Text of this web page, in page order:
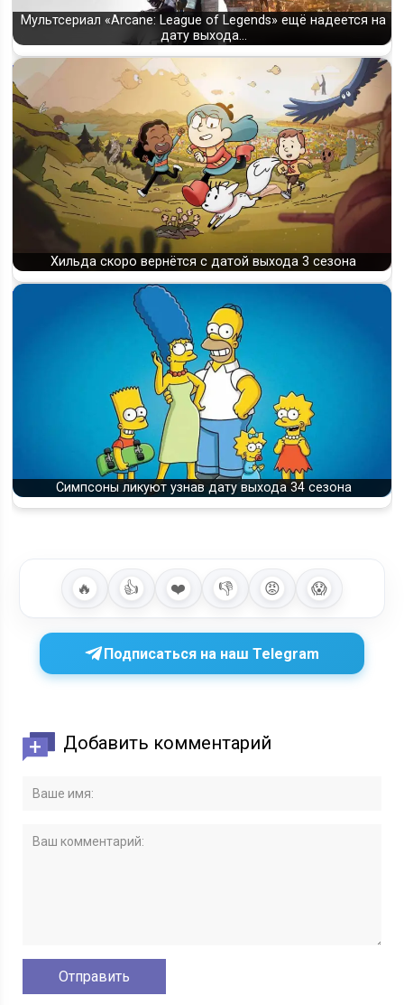
Мультсериал «Arcane: League of Legends» ещё надеется на
дату выхода…
Хильда скоро вернётся с датой выхода 3 сезона
Симпсоны ликуют узнав дату выхода 34 сезона
🔥 👍 ❤️ 👎 😡 😱
Подписаться на наш Telegram
Добавить комментарий